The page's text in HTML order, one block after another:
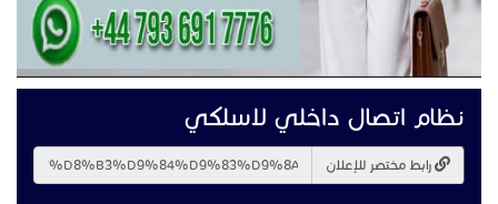
نظام اتصال داخلي لاسلكي
رابط مختصر للإعلان